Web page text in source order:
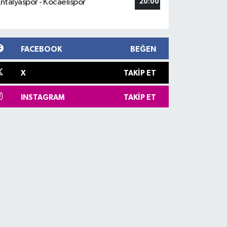
- Kocaelispor 20:00
FACEBOOK BEĞEN
X TAKIP ET
INSTAGRAM TAKIP ET